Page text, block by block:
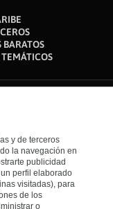
BARATOS
y de terceros
la navegación en
publicidad
perfil elaborado
visitadas), para
de los
o